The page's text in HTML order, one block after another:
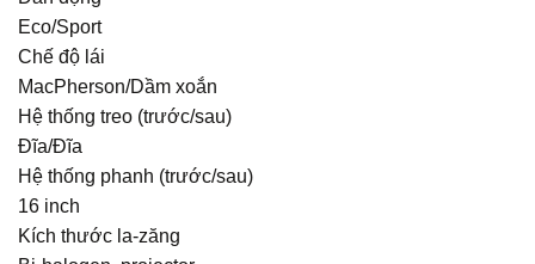
Eco/Sport
Chế độ lái
MacPherson/Dầm xoắn
Hệ thống treo (trước/sau)
Đĩa/Đĩa
Hệ thống phanh (trước/sau)
16 inch
Kích thước la-zăng